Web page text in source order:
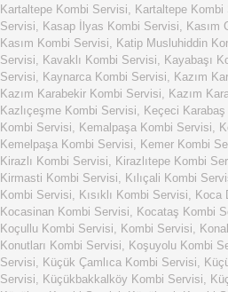
Kartaltepe Kombi Servisi, Kartaltepe Kombi
Servisi, Kasap İlyas Kombi Servisi, Kasım
Kasım Kombi Servisi, Katip Musluhiddin
Servisi, Kavaklı Kombi Servisi, Kayabaşı
Servisi, Kaynarca Kombi Servisi, Kazım
Kazım Karabekir Kombi Servisi, Kazım
Kazlıçeşme Kombi Servisi, Keçeci
Kombi Servisi, Kemalpaşa Kombi Servisi,
Kemelpaşa Kombi Servisi, Kemer Kombi
Kirazlı Kombi Servisi, Kirazlıtepe Kombi
Kirmasti Kombi Servisi, Kılıçali Kombi
Kombi Servisi, Kısıklı Kombi Servisi, Koca
Kocasinan Kombi Servisi, Kocataş Kombi
Koçullu Kombi Servisi, Kombi Servisi,
Konutları Kombi Servisi, Koşuyolu Kombi
Servisi, Küçük Çamlıca Kombi Servisi,
Servisi, Küçükbakkalköy Kombi Servisi,